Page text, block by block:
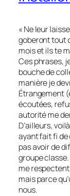
« Ne leur
goberont tout
mois et ils te
Ces phrases,
bouche de
manière je
Étrangement
écoutées,
autorité me
D’ailleurs,
ayant fait fi de
pas avoir de
groupe
me
mais parce
nous.